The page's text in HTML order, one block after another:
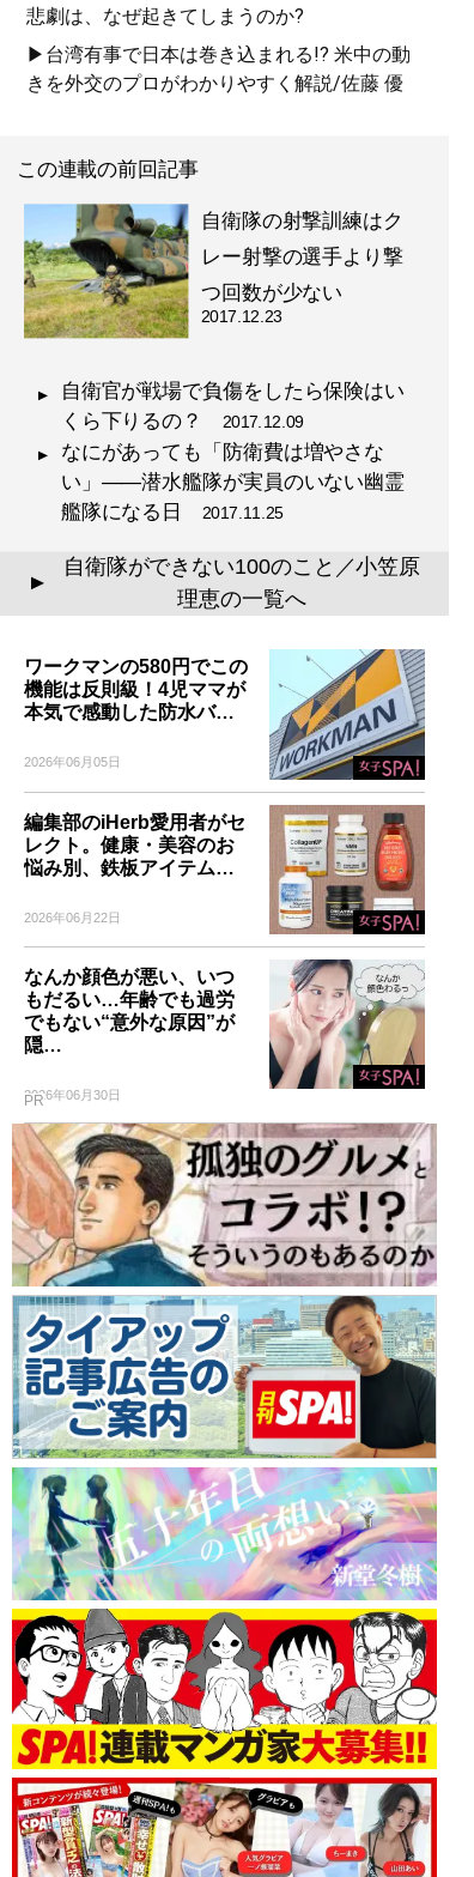
悲劇は、なぜ起きてしまうのか?
▶台湾有事で日本は巻き込まれる!? 米中の動
きを外交のプロがわかりやすく解説/佐藤 優
この連載の前回記事
自衛隊の射撃訓練はク
レー射撃の選手より撃
つ回数が少ない
2017.12.23
自衛官が戦場で負傷をしたら保険はい
くら下りるの？ 2017.12.09
なにがあっても「防衛費は増やさな
い」――潜水艦隊が実員のいない幽霊
艦隊になる日2017.11.25
▲
自衛隊ができない100のこと／小笠原
理恵の一覧へ
ワークマンの580円でこの
機能は反則級！4児ママが
本気で感動した防水バ…
2026年06月05日
編集部のiHerb愛用者がセ
レクト。健康・美容のお
悩み別、鉄板アイテム…
2026年06月22日
なんか顔色が悪い、いつ
もだるい…年齢でも過労
でもない“意外な原因”が
隠…
2026年06月30日
PR